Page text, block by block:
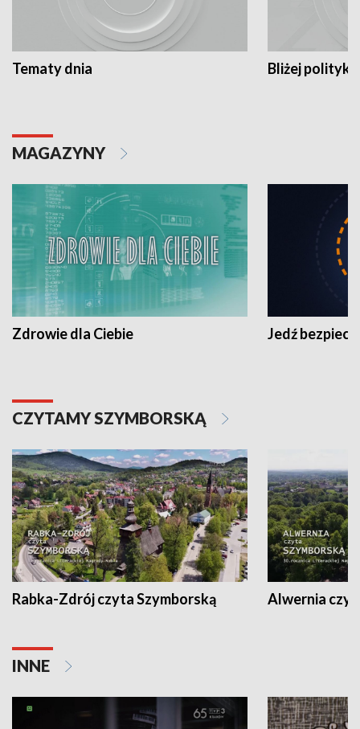
Tematy dnia Bliżej polityki
MAGAZYNY
Zdrowie dla Ciebie Jedź
CZYTAMY SZYMBORSKĄ
Rabka-Zdrój czyta Szymborską Alwernia
INNE